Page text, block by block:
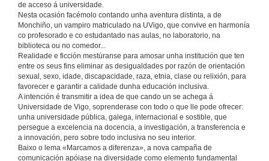
de acceso á universidade.
Nesta ocasión facémolo contando unha aventura distinta, a de
Monchiño, un vampiro matriculado na UVigo, que convive en harmonía
co profesorado e co estudantado nas aulas, no laboratorio, na
biblioteca ou no comedor...
Realidade e ficción mestúranse para amosar unha institución que ten
entre os seus fins eliminar as desigualdades por razón de orientación
sexual, sexo, idade, discapacidade, raza, etnia, clase ou relixión, para
favorecer e garantir a calidade dunha educación inclusiva.
A intención é transmitir a idea de que cando un se achega á
Universidade de Vigo, soprenderase con todo o que lle pode ofrecer:
unha universidade pública, galega, internacional e sostible, que
persegue a excelencia na docencia, a investigación, a transferencia e
a innovación, pero sobre todo inclusiva no seu interior.
Baixo o lema «Marcamos a diferenza», a nova campaña de
comunicación apóiase na diversidade como elemento fundamental
#Marcamos a diferenza
Calidade HD - 90 segundos
28 de maio de 2026
#Marcamos a diferenza (4K)
Calidade UHD 4K - 90 segundos
28 de maio de 2026